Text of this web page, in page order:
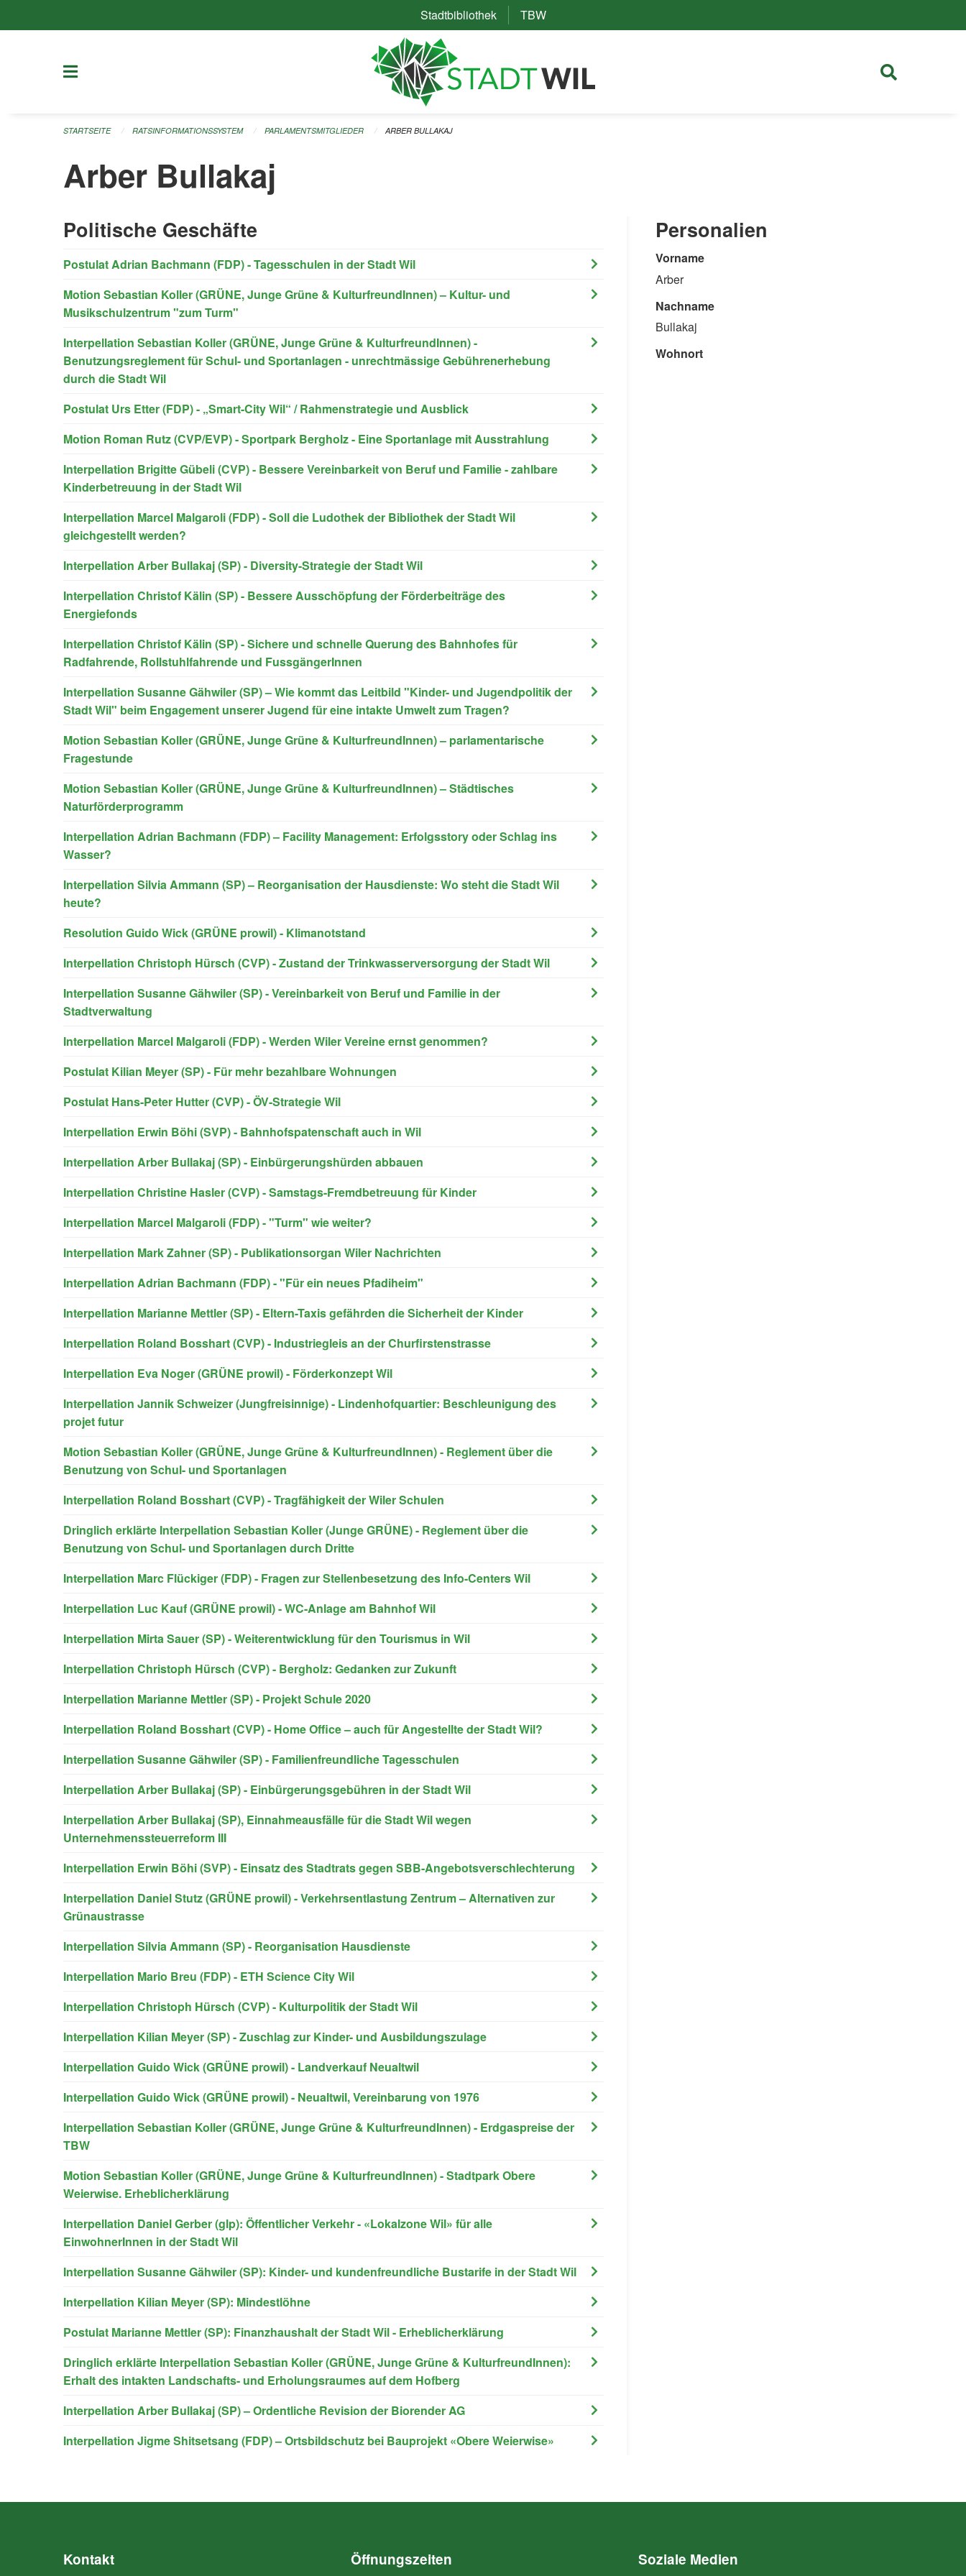
Stadtbibliothek(External Link)
TBW(External Link)
STARTSEITE RATSINFORMATIONSSYSTEM PARLAMENTSMITGLIEDER ARBER BULLAKAJ
Arber Bullakaj
Politische Geschäfte
Postulat Adrian Bachmann (FDP) - Tagesschulen in der Stadt Wil
Motion Sebastian Koller (GRÜNE, Junge Grüne & KulturfreundInnen) – Kultur- und
Musikschulzentrum "zum Turm"
Interpellation Sebastian Koller (GRÜNE, Junge Grüne & KulturfreundInnen) -
Benutzungsreglement für Schul- und Sportanlagen - unrechtmässige Gebührenerhebung
durch die Stadt Wil
Postulat Urs Etter (FDP) - „Smart-City Wil“ / Rahmenstrategie und Ausblick
Motion Roman Rutz (CVP/EVP) - Sportpark Bergholz - Eine Sportanlage mit Ausstrahlung
Interpellation Brigitte Gübeli (CVP) - Bessere Vereinbarkeit von Beruf und Familie - zahlbare
Kinderbetreuung in der Stadt Wil
Interpellation Marcel Malgaroli (FDP) - Soll die Ludothek der Bibliothek der Stadt Wil
gleichgestellt werden?
Interpellation Arber Bullakaj (SP) - Diversity-Strategie der Stadt Wil
Interpellation Christof Kälin (SP) - Bessere Ausschöpfung der Förderbeiträge des
Energiefonds
Interpellation Christof Kälin (SP) - Sichere und schnelle Querung des Bahnhofes für
Radfahrende, Rollstuhlfahrende und FussgängerInnen
Interpellation Susanne Gähwiler (SP) – Wie kommt das Leitbild "Kinder- und Jugendpolitik der
Stadt Wil" beim Engagement unserer Jugend für eine intakte Umwelt zum Tragen?
Motion Sebastian Koller (GRÜNE, Junge Grüne & KulturfreundInnen) – parlamentarische
Fragestunde
Motion Sebastian Koller (GRÜNE, Junge Grüne & KulturfreundInnen) – Städtisches
Naturförderprogramm
Interpellation Adrian Bachmann (FDP) – Facility Management: Erfolgsstory oder Schlag ins
Wasser?
Interpellation Silvia Ammann (SP) – Reorganisation der Hausdienste: Wo steht die Stadt Wil
heute?
Resolution Guido Wick (GRÜNE prowil) - Klimanotstand
Interpellation Christoph Hürsch (CVP) - Zustand der Trinkwasserversorgung der Stadt Wil
Interpellation Susanne Gähwiler (SP) - Vereinbarkeit von Beruf und Familie in der
Stadtverwaltung
Interpellation Marcel Malgaroli (FDP) - Werden Wiler Vereine ernst genommen?
Postulat Kilian Meyer (SP) - Für mehr bezahlbare Wohnungen
Postulat Hans-Peter Hutter (CVP) - ÖV-Strategie Wil
Interpellation Erwin Böhi (SVP) - Bahnhofspatenschaft auch in Wil
Interpellation Arber Bullakaj (SP) - Einbürgerungshürden abbauen
Interpellation Christine Hasler (CVP) - Samstags-Fremdbetreuung für Kinder
Interpellation Marcel Malgaroli (FDP) - "Turm" wie weiter?
Interpellation Mark Zahner (SP) - Publikationsorgan Wiler Nachrichten
Interpellation Adrian Bachmann (FDP) - "Für ein neues Pfadiheim"
Interpellation Marianne Mettler (SP) - Eltern-Taxis gefährden die Sicherheit der Kinder
Interpellation Roland Bosshart (CVP) - Industriegleis an der Churfirstenstrasse
Interpellation Eva Noger (GRÜNE prowil) - Förderkonzept Wil
Interpellation Jannik Schweizer (Jungfreisinnige) - Lindenhofquartier: Beschleunigung des
projet futur
Motion Sebastian Koller (GRÜNE, Junge Grüne & KulturfreundInnen) - Reglement über die
Benutzung von Schul- und Sportanlagen
Interpellation Roland Bosshart (CVP) - Tragfähigkeit der Wiler Schulen
Dringlich erklärte Interpellation Sebastian Koller (Junge GRÜNE) - Reglement über die
Benutzung von Schul- und Sportanlagen durch Dritte
Interpellation Marc Flückiger (FDP) - Fragen zur Stellenbesetzung des Info-Centers Wil
Interpellation Luc Kauf (GRÜNE prowil) - WC-Anlage am Bahnhof Wil
Interpellation Mirta Sauer (SP) - Weiterentwicklung für den Tourismus in Wil
Interpellation Christoph Hürsch (CVP) - Bergholz: Gedanken zur Zukunft
Interpellation Marianne Mettler (SP) - Projekt Schule 2020
Interpellation Roland Bosshart (CVP) - Home Office – auch für Angestellte der Stadt Wil?
Interpellation Susanne Gähwiler (SP) - Familienfreundliche Tagesschulen
Interpellation Arber Bullakaj (SP) - Einbürgerungsgebühren in der Stadt Wil
Interpellation Arber Bullakaj (SP), Einnahmeausfälle für die Stadt Wil wegen
Unternehmenssteuerreform III
Interpellation Erwin Böhi (SVP) - Einsatz des Stadtrats gegen SBB-Angebotsverschlechterung
Interpellation Daniel Stutz (GRÜNE prowil) - Verkehrsentlastung Zentrum – Alternativen zur
Grünaustrasse
Interpellation Silvia Ammann (SP) - Reorganisation Hausdienste
Interpellation Mario Breu (FDP) - ETH Science City Wil
Interpellation Christoph Hürsch (CVP) - Kulturpolitik der Stadt Wil
Interpellation Kilian Meyer (SP) - Zuschlag zur Kinder- und Ausbildungszulage
Interpellation Guido Wick (GRÜNE prowil) - Landverkauf Neualtwil
Interpellation Guido Wick (GRÜNE prowil) - Neualtwil, Vereinbarung von 1976
Interpellation Sebastian Koller (GRÜNE, Junge Grüne & KulturfreundInnen) - Erdgaspreise der
TBW
Motion Sebastian Koller (GRÜNE, Junge Grüne & KulturfreundInnen) - Stadtpark Obere
Weierwise. Erheblicherklärung
Interpellation Daniel Gerber (glp): Öffentlicher Verkehr - «Lokalzone Wil» für alle
EinwohnerInnen in der Stadt Wil
Interpellation Susanne Gähwiler (SP): Kinder- und kundenfreundliche Bustarife in der Stadt Wil
Interpellation Kilian Meyer (SP): Mindestlöhne
Postulat Marianne Mettler (SP): Finanzhaushalt der Stadt Wil - Erheblicherklärung
Dringlich erklärte Interpellation Sebastian Koller (GRÜNE, Junge Grüne & KulturfreundInnen):
Erhalt des intakten Landschafts- und Erholungsraumes auf dem Hofberg
Interpellation Arber Bullakaj (SP) – Ordentliche Revision der Biorender AG
Interpellation Jigme Shitsetsang (FDP) – Ortsbildschutz bei Bauprojekt «Obere Weierwise»
Personalien
Vorname
Arber
Nachname
Bullakaj
Wohnort
Kontakt Öffnungszeiten Soziale Medien